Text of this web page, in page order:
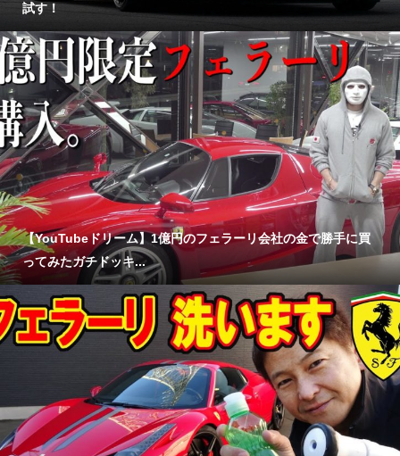
試す！
【YouTubeドリーム】1億円のフェラーリ会社の金で勝手に買
ってみたガチドッキ...